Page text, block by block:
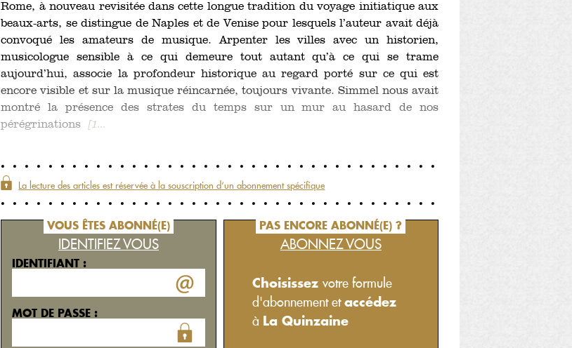
Rome, à nouveau revisitée dans cette longue tradition du voyage initiatique aux
beaux-arts, se distingue de Naples et de Venise pour lesquels l’auteur avait déjà
convoqué les amateurs de musique. Arpenter les villes avec un historien,
musicologue sensible à ce qui demeure tout autant qu’à ce qui se trame
aujourd’hui, associe la profondeur historique au regard porté sur ce qui est
encore visible et sur la musique réincarnée, toujours vivante. Simmel nous avait
montré la présence des strates du temps sur un mur au hasard de nos
pérégrinations [1...
La lecture des articles est réservée à la souscription d‘unabonnement spécifique
VOUS ÊTES ABONNÉ(E)
IDENTIFIEZ VOUS
IDENTIFIANT :
MOT DE PASSE :
PAS ENCORE ABONNÉ(E) ?
ABONNEZ VOUS
Choisissez votre formule
d'abonnement etaccédez
à La Quinzaine